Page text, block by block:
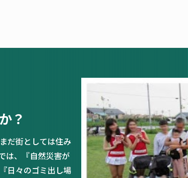
？
だ街としては住み
は、『自然災害が
日々のゴミ出し場